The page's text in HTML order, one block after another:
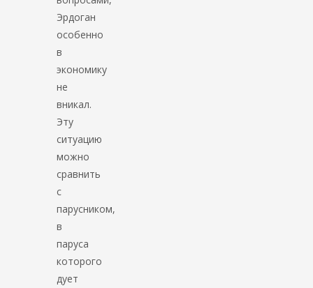
Эрдоган
особенно
в
экономику
не
вникал.
Эту
ситуацию
можно
сравнить
с
парусником,
в
паруса
которого
дует